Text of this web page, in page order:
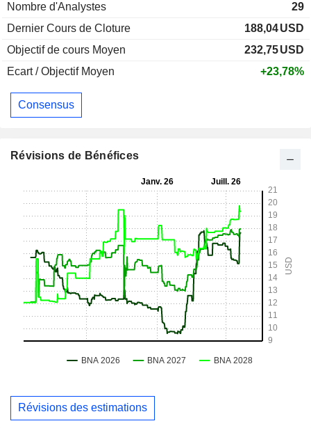
Nombre d'Analystes
29
Dernier Cours de Cloture
188,04USD
Objectif de cours Moyen
232,75USD
Ecart / Objectif Moyen
+23,78%
Consensus
Révisions de Bénéfices
Révisions des estimations